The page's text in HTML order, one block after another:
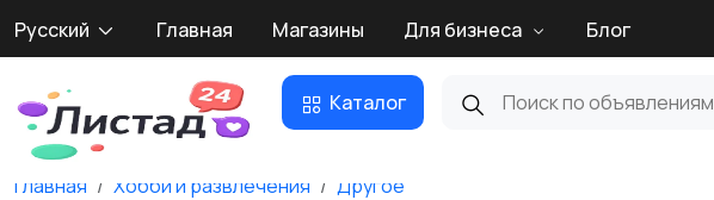
Русский Главная Магазины Для бизнеса Блог
Каталог
Главная Хобби и развлечения Другое